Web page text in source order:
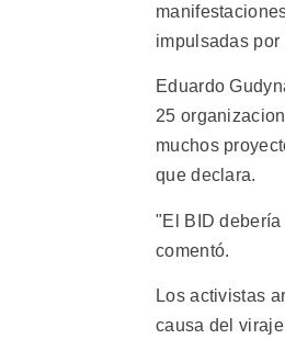
impulsadas
Eduardo
25
muchos
que declara.
"El BID
comentó.
Los activistas
causa del